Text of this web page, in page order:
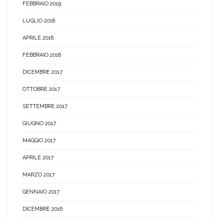
FEBBRAIO 2019
LUGLIO 2018
APRILE 2018
FEBBRAIO 2018
DICEMBRE 2017
OTTOBRE 2017
SETTEMBRE 2017
GIUGNO 2017
MAGGIO 2017
APRILE 2017
MARZO 2017
GENNAIO 2017
DICEMBRE 2016